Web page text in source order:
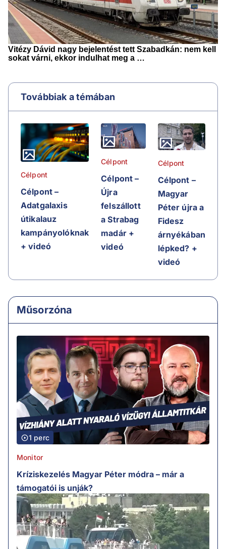
Továbbiak a témában
Célpont
Célpont –
Adatgalaxis
útikalauz
kampányolóknak
+ videó
Célpont
Célpont –
Újra
felszállott
a Strabag
madár +
videó
Célpont
Célpont –
Magyar
Péter újra a
Fidesz
árnyékában
lépked? +
videó
Műsorzóna
1 perc
Monitor
Kríziskezelés Magyar Péter módra – már a
támogatói is unják?